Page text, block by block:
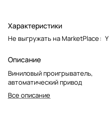
Характеристики
Не выгружать на MarketPlace: Y
Описание
Виниловый проигрыватель,
автоматический привод
Все описание